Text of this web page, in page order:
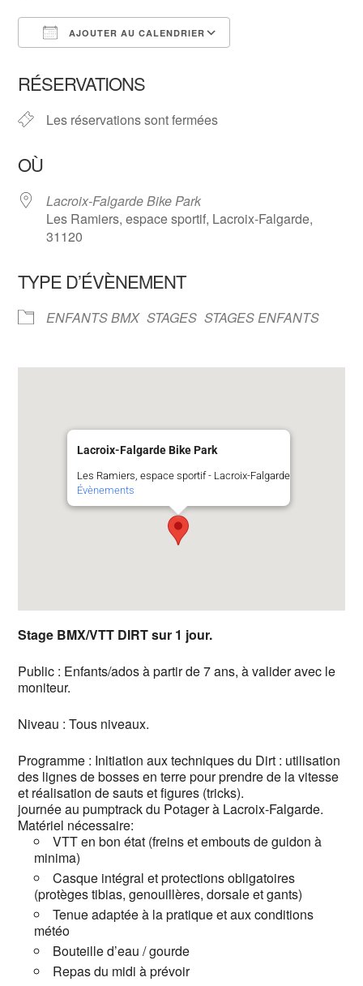
AJOUTER AU CALENDRIER
RÉSERVATIONS
Les réservations sont fermées
OÙ
Lacroix-Falgarde Bike Park
Les Ramiers, espace sportif, Lacroix-Falgarde,
31120
TYPE D’ÉVÈNEMENT
ENFANTS BMX STAGES STAGES ENFANTS
Lacroix-Falgarde Bike Park
Les Ramiers, espace sportif - Lacroix-Falgarde
Évènements
Stage BMX/VTT DIRT sur 1 jour.
Public : Enfants/ados à partir de 7 ans, à valider avec le
moniteur.
Niveau : Tous niveaux.
Programme : Initiation aux techniques du Dirt : utilisation
des lignes de bosses en terre pour prendre de la vitesse
et réalisation de sauts et figures (tricks).
journée au pumptrack du Potager à Lacroix-Falgarde.
Matériel nécessaire:
VTT en bon état (freins et embouts de guidon à
minima)
Casque intégral et protections obligatoires
(protèges tibias, genouillères, dorsale et gants)
Tenue adaptée à la pratique et aux conditions
météo
Bouteille d’eau / gourde
Repas du midi à prévoir